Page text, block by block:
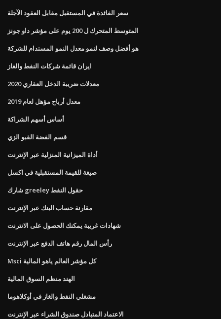
سعر الفائدة في المستقبل مقابل العقود الآجلة
المتوسط ​​المتحرك ل 200 يوم على مؤشر داو جونز
هو أفضل وصف لنمو معدل النمو المستدام للشركة
ايران قائمة شركات النفط والغاز
معدلات ضريبة الدخل العقاري 2020
معدل أرباح مؤهل لعام 2019
أساس أسهم الشراكة
قسم الفضة القبو الزي
أداة الميزانية المنزلية عبر الإنترنت
صيغة للقيمة المستقبلية في اكسل
شارك greeley حقول النفط
مقارنة حساب البنك عبر الإنترنت
شهادات غريبة يمكنك الحصول على الانترنت
رأس المال رقم هاتف الدفع عبر الإنترنت
Msci كل مؤشر العالم ياهو المالية
الهند منظم السوق المالية
مشغلي النفط والغاز في أوكلاهوما
الاعتماد المتبادل صندوق الشراء عبر الإنترنت